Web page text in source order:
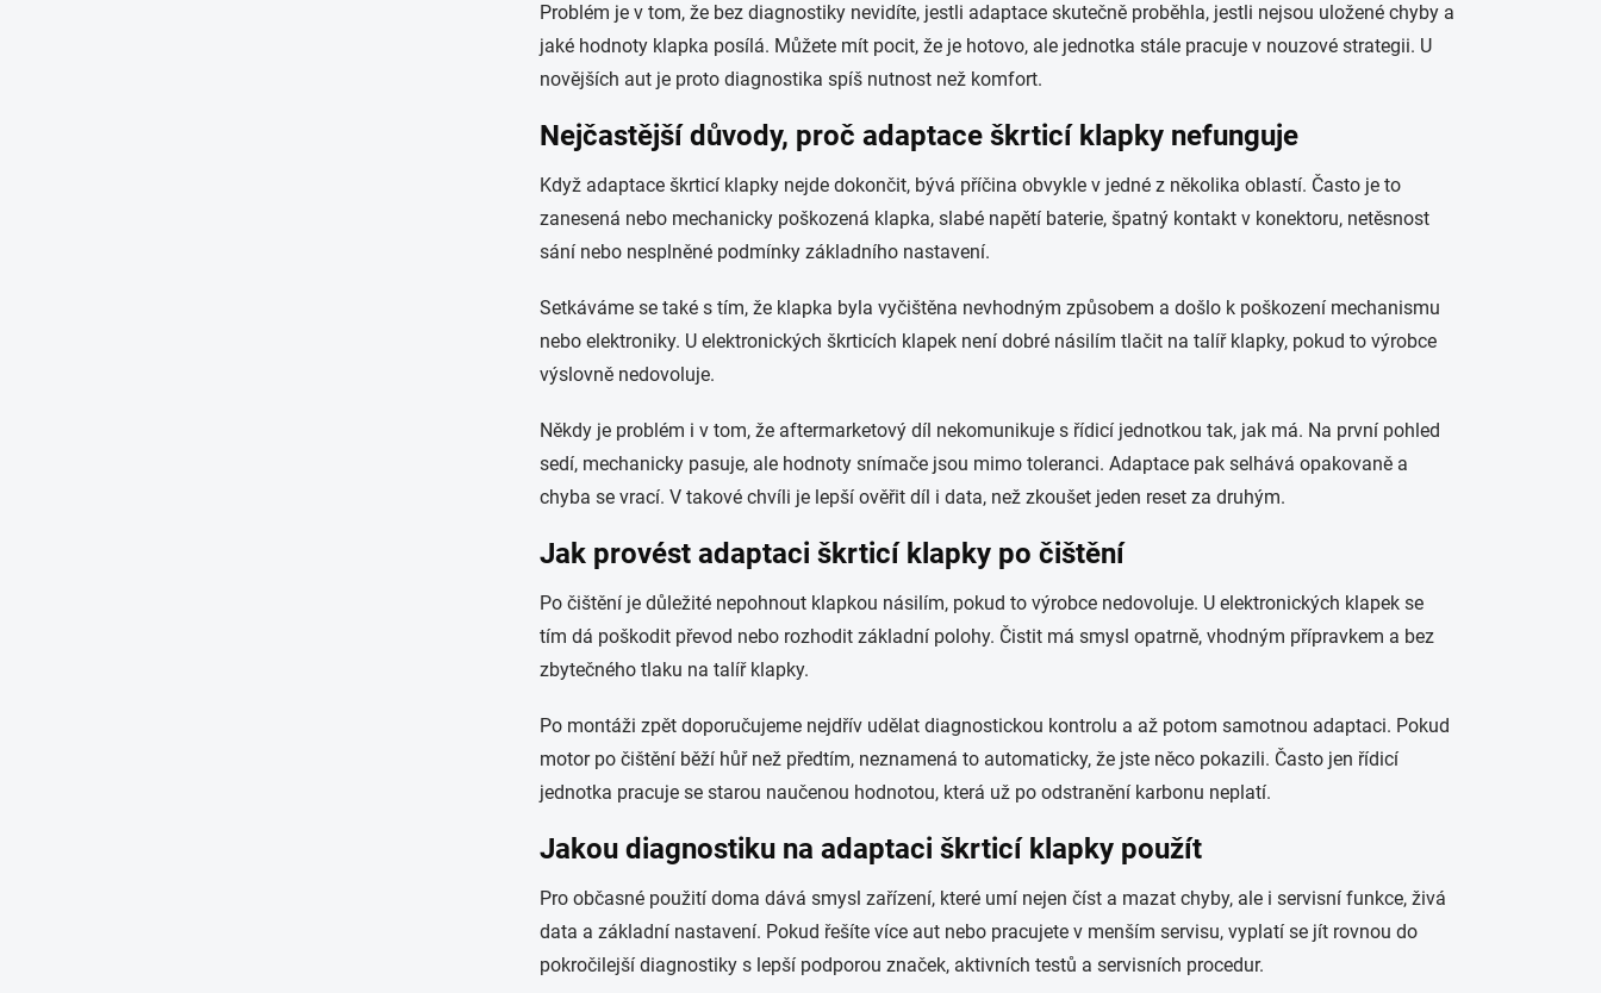
Problém je v tom, že bez diagnostiky nevidíte, jestli adaptace skutečně proběhla, jestli nejsou uložené chyby a
jaké hodnoty klapka posílá. Můžete mít pocit, že je hotovo, ale jednotka stále pracuje v nouzové strategii. U
novějších aut je proto diagnostika spíš nutnost než komfort.
Nejčastější důvody, proč adaptace škrticí klapky nefunguje
Když adaptace škrticí klapky nejde dokončit, bývá příčina obvykle v jedné z několika oblastí. Často je to
zanesená nebo mechanicky poškozená klapka, slabé napětí baterie, špatný kontakt v konektoru, netěsnost
sání nebo nesplněné podmínky základního nastavení.
Setkáváme se také s tím, že klapka byla vyčištěna nevhodným způsobem a došlo k poškození mechanismu
nebo elektroniky. U elektronických škrticích klapek není dobré násilím tlačit na talíř klapky, pokud to výrobce
výslovně nedovoluje.
Někdy je problém i v tom, že aftermarketový díl nekomunikuje s řídicí jednotkou tak, jak má. Na první pohled
sedí, mechanicky pasuje, ale hodnoty snímače jsou mimo toleranci. Adaptace pak selhává opakovaně a
chyba se vrací. V takové chvíli je lepší ověřit díl i data, než zkoušet jeden reset za druhým.
Jak provést adaptaci škrticí klapky po čištění
Po čištění je důležité nepohnout klapkou násilím, pokud to výrobce nedovoluje. U elektronických klapek se
tím dá poškodit převod nebo rozhodit základní polohy. Čistit má smysl opatrně, vhodným přípravkem a bez
zbytečného tlaku na talíř klapky.
Po montáži zpět doporučujeme nejdřív udělat diagnostickou kontrolu a až potom samotnou adaptaci. Pokud
motor po čištění běží hůř než předtím, neznamená to automaticky, že jste něco pokazili. Často jen řídicí
jednotka pracuje se starou naučenou hodnotou, která už po odstranění karbonu neplatí.
Jakou diagnostiku na adaptaci škrticí klapky použít
Pro občasné použití doma dává smysl zařízení, které umí nejen číst a mazat chyby, ale i servisní funkce, živá
data a základní nastavení. Pokud řešíte více aut nebo pracujete v menším servisu, vyplatí se jít rovnou do
pokročilejší diagnostiky s lepší podporou značek, aktivních testů a servisních procedur.